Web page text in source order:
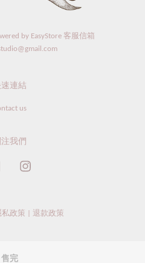
售完
by EasyStore客服信箱
連結
us
注我們
Facebook
私政策 退款政策